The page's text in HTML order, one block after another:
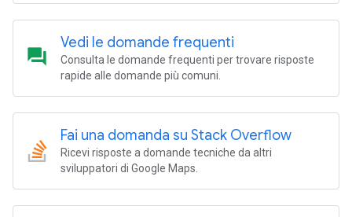
question_answer
Vedi le domande frequenti
Consulta le domande frequenti per trovare risposte
rapide alle domande più comuni.
Fai una domanda su Stack Overflow
Ricevi risposte a domande tecniche da altri
sviluppatori di Google Maps.